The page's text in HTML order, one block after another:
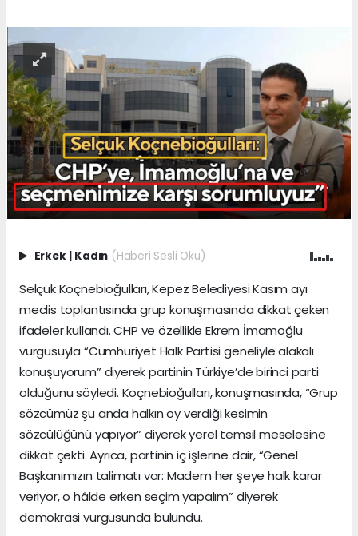
Erkek Kadın (Haberi Sesli Oku)
Selçuk Koçnebioğulları, Kepez Belediyesi Kasım ayı
meclis toplantısında grup konuşmasında dikkat çeken
ifadeler kullandı. CHP ve özellikle Ekrem İmamoğlu
vurgusuyla “Cumhuriyet Halk Partisi geneliyle alakalı
konuşuyorum” diyerek partinin Türkiye’de birinci parti
olduğunu söyledi. Koçnebioğulları, konuşmasında, “Grup
sözcümüz şu anda halkın oy verdiği kesimin
sözcülüğünü yapıyor” diyerek yerel temsil meselesine
dikkat çekti. Ayrıca, partinin iç işlerine dair, “Genel
Başkanımızın talimatı var: Madem her şeye halk karar
veriyor, o hâlde erken seçim yapalım” diyerek
demokrasi vurgusunda bulundu.